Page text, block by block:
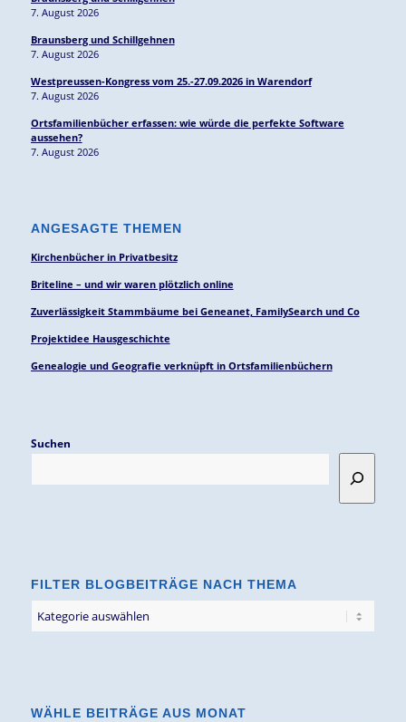
7. August 2026
Braunsberg und Schillgehnen
7. August 2026
Westpreussen-Kongress vom 25.-27.09.2026 in Warendorf
7. August 2026
Ortsfamilienbücher erfassen: wie würde die perfekte Software
aussehen?
7. August 2026
ANGESAGTE THEMEN
Kirchenbücher in Privatbesitz
Briteline – und wir waren plötzlich online
Zuverlässigkeit Stammbäume bei Geneanet, FamilySearch und Co
Projektidee Hausgeschichte
Genealogie und Geografie verknüpft in Ortsfamilienbüchern
Suchen
FILTER BLOGBEITRÄGE NACH THEMA
Filter
Blogbeiträge
WÄHLE BEITRÄGE AUS MONAT